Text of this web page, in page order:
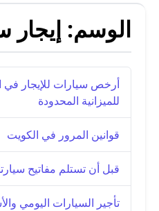
الوسم: إيجار
أرخص سيارات للإيجار في
للميزانية المحدودة
قوانين المرور في الكويت
قبل أن تستلم مفاتيح
تأجير السيارات اليومي